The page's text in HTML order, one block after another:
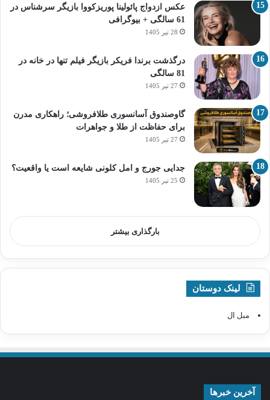
عکس ازدواج پائولینا پوریزکووا بازیگر سرشناس در
61 سالگی + بیوگرافی
28 تیر 1405
درگذشت برندا فریکر بازیگر فیلم تنها در خانه در
81 سالگی
27 تیر 1405
گاوصندوق آسانسوری طلافروشی؛ راهکاری مدرن
برای حفاظت از طلا و جواهرات
27 تیر 1405
جدایی جورج و امل کلونی شایعه است یا واقعیت؟
25 تیر 1405
بارگذاری بیشتر
لینک دوستان
مبل ال
آخرین خبرها